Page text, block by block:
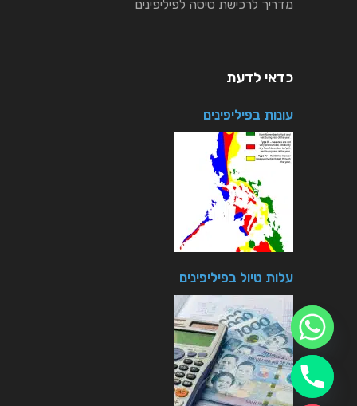
מדריך לרכישת טיסה לפיליפינים
כדאי לדעת
עונות בפיליפינים
עלות טיול בפיליפינים